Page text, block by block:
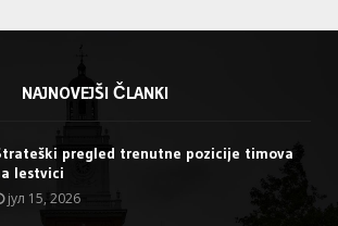
NAJNOVEJŠI ČLANKI
pregled trenutne pozicije timova
lestvici
јул 15, 2026